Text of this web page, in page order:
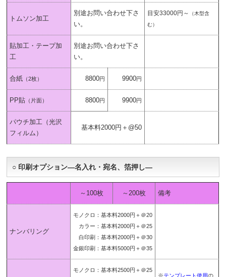
トムソン加工
別途お問い合わせ下さ
い。
目安33000円～
（木型含
む）
貼加工・テープ加
工
別途お問い合わせ下さ
い。
合紙 （2枚） 8800円 9900円
PP貼 （片面） 8800円 9900円
パウチ加工（光沢
フィルム）
基本料2000円＋@50
○ 印刷オプション―名入れ・宛名、箔押し―
～100枚 ～200枚 備考
ナンバリング
モノクロ：基本料2000円＋＠20
カラー：基本料2000円＋＠25
白印刷：基本料2000円＋＠30
金銀印刷：基本料5000円＋＠35
モノクロ：基本料2500円＋＠25
※テンプレート使用の